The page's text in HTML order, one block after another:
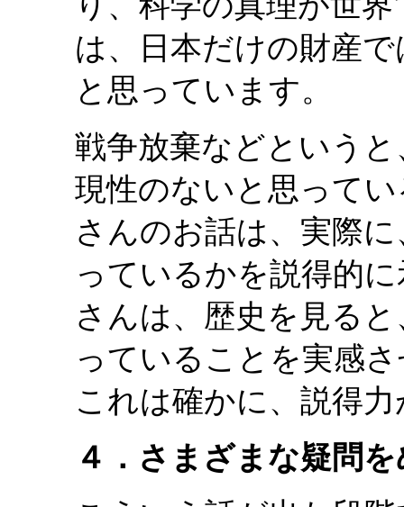
は、日本だけの財産
と思っています。
戦争放棄などという
現性のないと思って
さんのお話は、実際
っているかを説得的
さんは、歴史を見る
っていることを実感
これは確かに、説得
４．さまざまな疑問